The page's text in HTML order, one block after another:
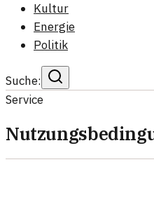
Kultur
Energie
Politik
Suche:
Service